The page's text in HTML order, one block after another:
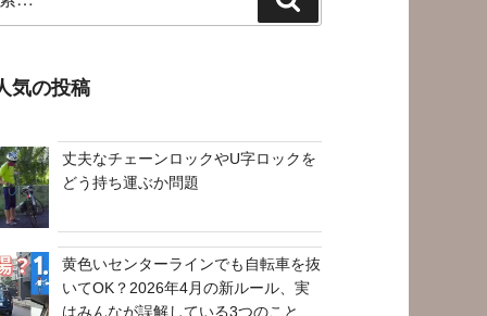
索
気の投稿
丈夫なチェーンロックやU字ロックを
どう持ち運ぶか問題
黄色いセンターラインでも自転車を抜
いてOK？2026年4月の新ルール、実
はみんなが誤解している3つのこと